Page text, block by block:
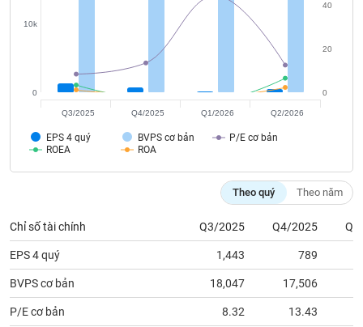
EPS 4 quý BVPS cơ bản
P/E cơ bản
ROEA
ROA
0
10k
0
20
40
Q3/2025 Q4/2025 Q1/2026 Q2/2026
Theo quý Theo năm
Chỉ số tài chính Q3/2025 Q4/2025
EPS 4 quý 1,443 789
BVPS cơ bản 18,047 17,506
P/E cơ bản 8.32 13.43
liệu